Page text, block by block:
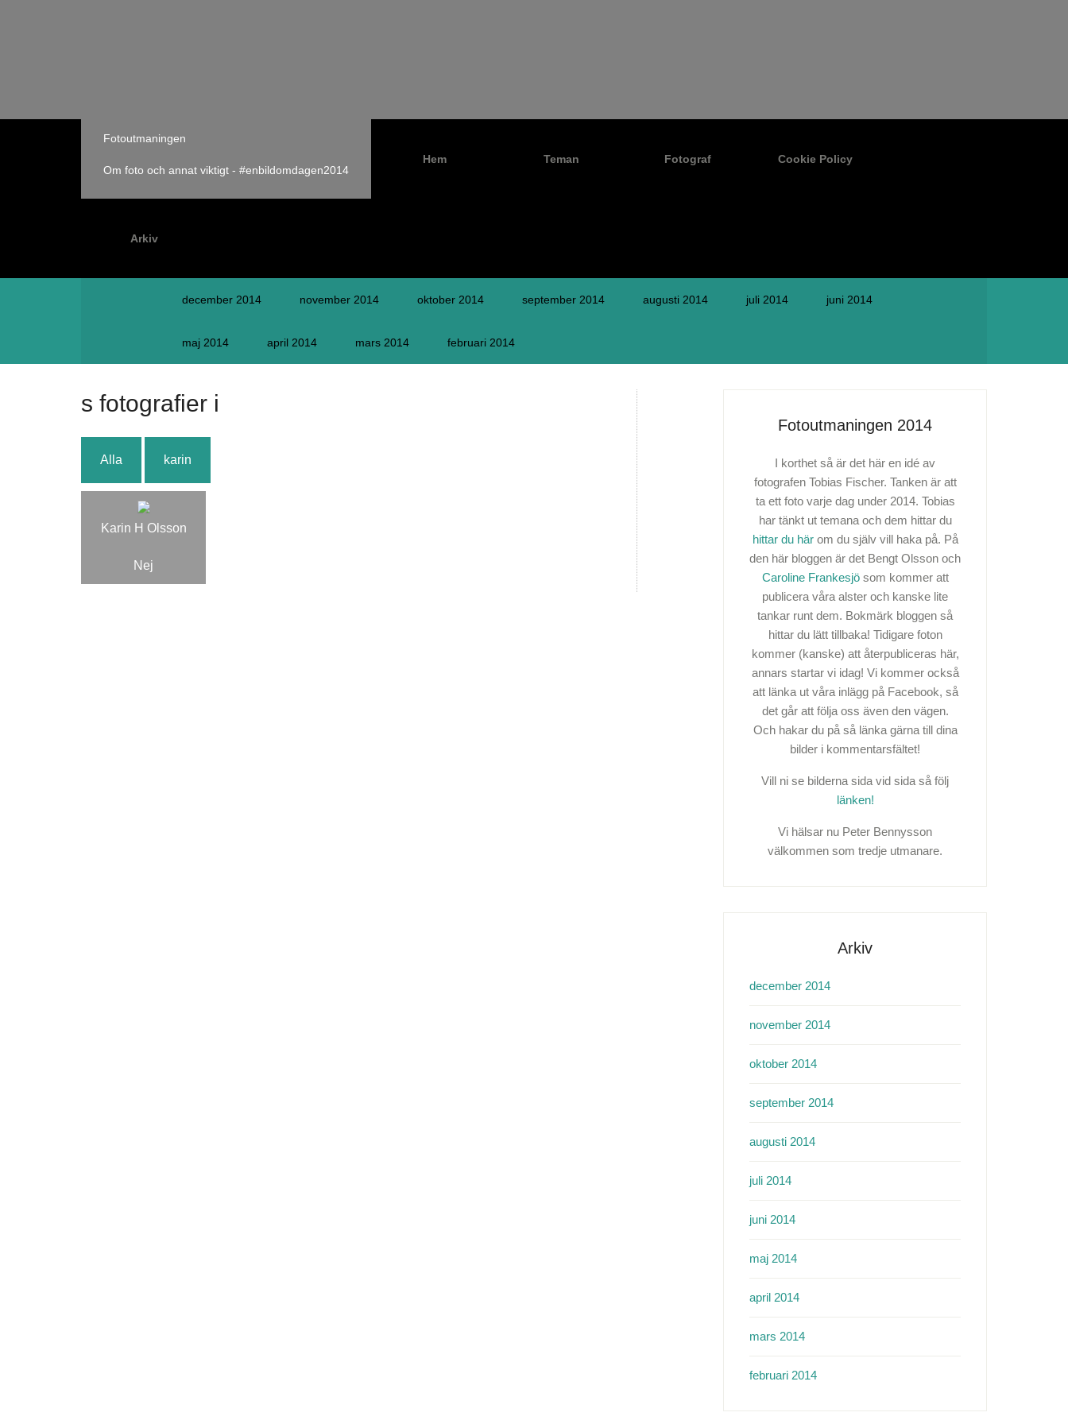
Fotoutmaningen
Om foto och annat viktigt - #enbildomdagen2014
Hem Teman Fotograf Cookie Policy
Arkiv
december 2014 november 2014 oktober 2014 september 2014 augusti 2014 juli 2014 juni 2014
maj 2014 april 2014 mars 2014 februari 2014
s fotografier i
Alla karin
Karin H Olsson
Nej
Fotoutmaningen 2014
I korthet så är det här en idé av
fotografen Tobias Fischer. Tanken är att
ta ett foto varje dag under 2014. Tobias
har tänkt ut temana och dem hittar du
hittar du härom du själv vill haka på. På
den här bloggen är det Bengt Olsson och
Caroline Frankesjösom kommer att
publicera våra alster och kanske lite
tankar runt dem. Bokmärk bloggen så
hittar du lätt tillbaka! Tidigare foton
kommer (kanske) att återpubliceras här,
annars startar vi idag! Vi kommer också
att länka ut våra inlägg på Facebook, så
det går att följa oss även den vägen.
Och hakar du på så länka gärna till dina
bilder i kommentarsfältet!
Vill ni se bilderna sida vid sida så följ
länken!
Vi hälsar nu Peter Bennysson
välkommen som tredje utmanare.
Arkiv
december 2014
november 2014
oktober 2014
september 2014
augusti 2014
juli 2014
juni 2014
maj 2014
april 2014
mars 2014
februari 2014